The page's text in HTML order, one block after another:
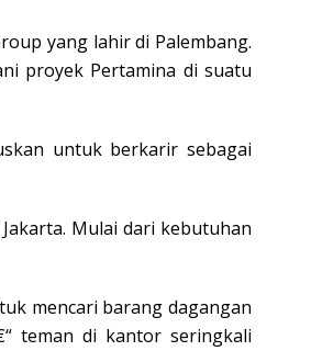
yang lahir di Palembang.
proyek Pertamina di suatu
untuk berkarir sebagai
Mulai dari kebutuhan
mencari barang dagangan
teman di kantor seringkali